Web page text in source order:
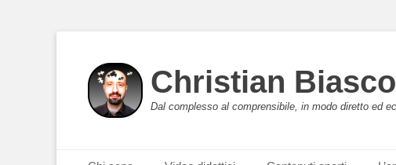
Christian Biasco
Dal complesso al comprensibile, in modo diretto ed
Primary Menu